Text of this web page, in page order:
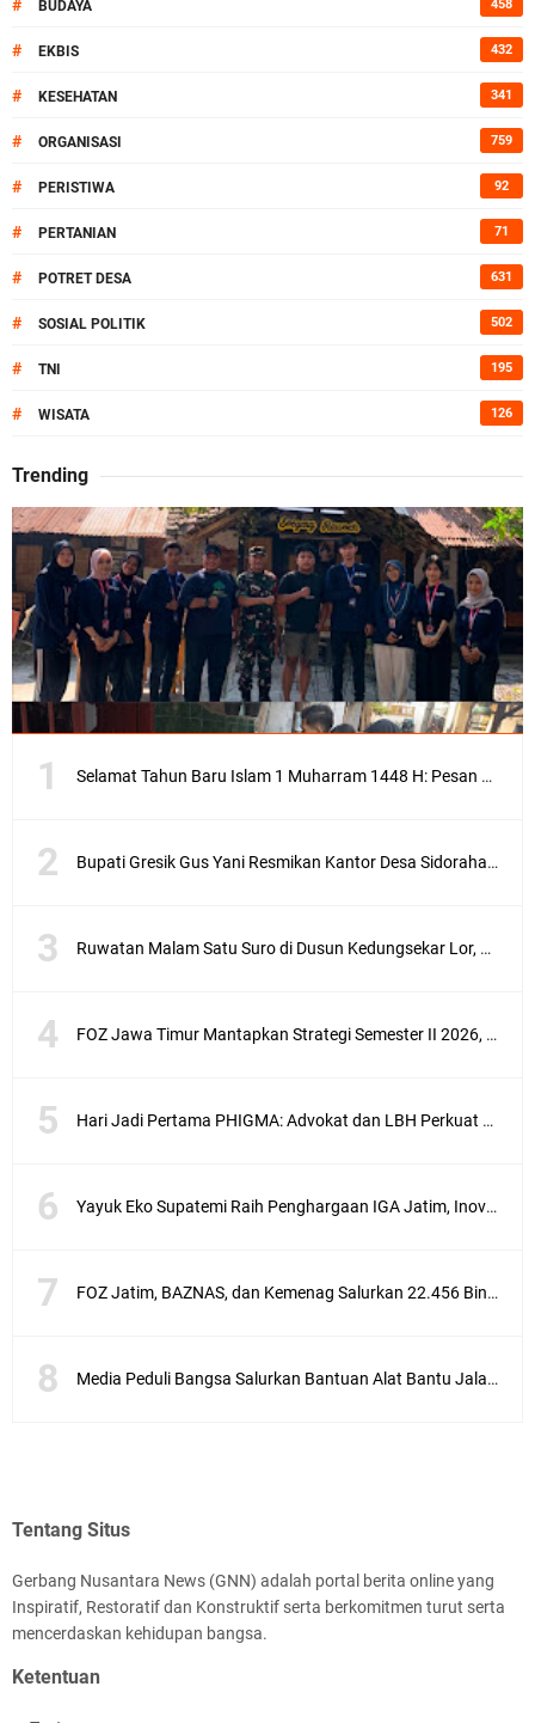
# BUDAYA 458
# EKBIS 432
# KESEHATAN 341
# ORGANISASI 759
# PERISTIWA 92
# PERTANIAN 71
# POTRET DESA 631
# SOSIAL POLITIK 502
# TNI 195
# WISATA 126
Trending
Selamat Tahun Baru Islam 1 Muharram 1448 H: Pesan Hijrah Drs. H. Husnul Aqib, M.M. untuk Negeri
Bupati Gresik Gus Yani Resmikan Kantor Desa Sidoraharjo: Simbol Komitmen Pelayanan Publik dan Kepedulian Sosial
Ruwatan Malam Satu Suro di Dusun Kedungsekar Lor, Tradisi Luhur yang Terus Istiqomah
FOZ Jawa Timur Mantapkan Strategi Semester II 2026, Fokus pada Penguatan SDM Amil dan Kolaborasi BerdampakNarasi
Hari Jadi Pertama PHIGMA: Advokat dan LBH Perkuat Soliditas di Jakarta
Yayuk Eko Supatemi Raih Penghargaan IGA Jatim, Inovasi Wayang Kulit untuk Anak Berkebutuhan Khusus
FOZ Jatim, BAZNAS, dan Kemenag Salurkan 22.456 Bingkisan Lebaran Yatim Serentak di Berbagai Daerah di Jawa Timur
Media Peduli Bangsa Salurkan Bantuan Alat Bantu Jalan untuk Lansia
Tentang Situs
Gerbang Nusantara News (GNN) adalah portal berita online yang
Inspiratif, Restoratif dan Konstruktif serta berkomitmen turut serta
mencerdaskan kehidupan bangsa.
Ketentuan